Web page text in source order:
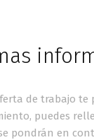
de trabajo te
puedes
pondrán en